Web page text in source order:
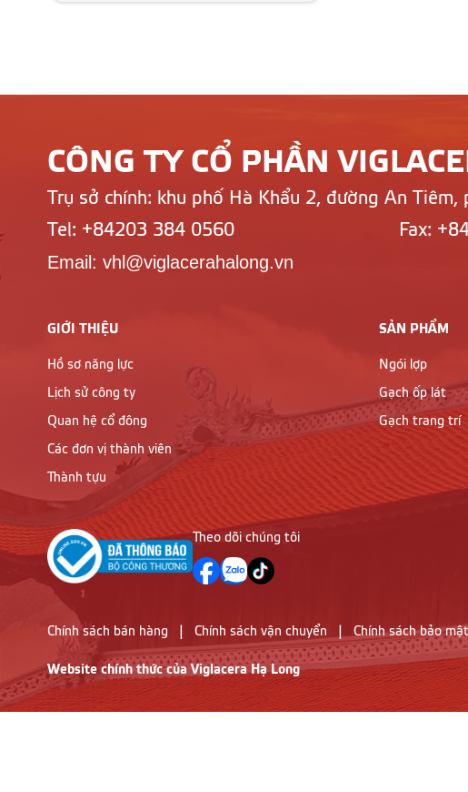
CÔNG TY CỔ PHẦN
Trụ sở chính: khu phố Hà Khẩu 2, đường An
Tel: +84203 384 0560
Fax:
Email: vhl@viglacerahalong.vn
GIỚI THIỆU
Hồ sơ năng lực
Lịch sử công ty
Quan hệ cổ đông
Các đơn vị thành viên
Thành tựu
SẢN PHẨM
Ngói lợp
Gạch ốp lát
Gạch trang trí
Theo dõi chúng tôi
Chính sách bán hàng Chính sách vận chuyển Chính sách bảo
Website chính thức của Viglacera Hạ Long